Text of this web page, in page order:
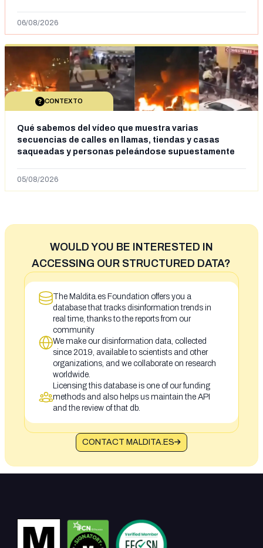
06/08/2026
CONTEXTO
Qué sabemos del vídeo que muestra varias
secuencias de calles en llamas, tiendas y casas
saqueadas y personas peleándose supuestamente
situación irregular a Ceuta
05/08/2026
WOULD YOU BE INTERESTED IN
ACCESSING OUR STRUCTURED DATA?
The Maldita.es Foundation offers you a
database that tracks disinformation trends in
real time, thanks to the reports from our
community
We make our disinformation data, collected
since 2019, available to scientists and other
organizations, and we collaborate on research
worldwide.
Licensing this database is one of our funding
methods and also helps us maintain the API
and the review of that db.
CONTACT MALDITA.ES